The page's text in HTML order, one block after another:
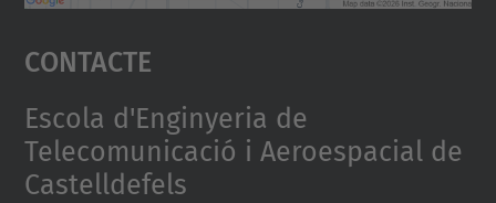
Accepta
powered by
Contacte
Escola d'Enginyeria de
Telecomunicació i Aeroespacial de
Castelldefels